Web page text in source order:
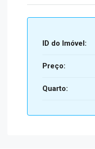
ID do Imóvel:
Preço:
Quarto: